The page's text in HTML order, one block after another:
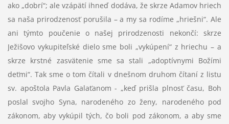
ako „dobrí“; ale vzápätí ihneď dodáva, že skrze Adamov hriech
sa naša prirodzenosť porušila – a my sa rodíme „hriešni“. Ale
ani týmto poučenie o našej prirodzenosti nekončí: skrze
Ježišovo vykupiteľské dielo sme boli „vykúpení“ z hriechu – a
skrze krstné zasvätenie sme sa stali „adoptívnymi Božími
deťmi“. Tak sme o tom čítali v dnešnom druhom čítaní z listu
sv. apoštola Pavla Galaťanom - „keď prišla plnosť času, Boh
poslal svojho Syna, narodeného zo ženy, narodeného pod
zákonom, aby vykúpil tých, čo boli pod zákonom, a aby sme